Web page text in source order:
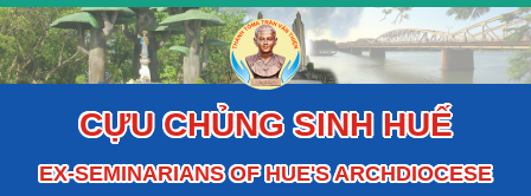
CỰU CHỦNG SINH HUẾ
EX-SEMINARIANS OF HUE'S ARCHDIOCESE